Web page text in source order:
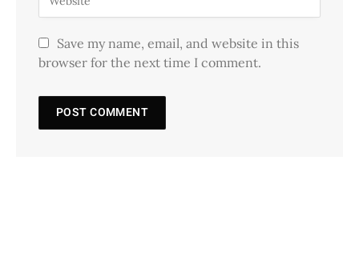
Save my name, email, and website in this
browser for the next time I comment.